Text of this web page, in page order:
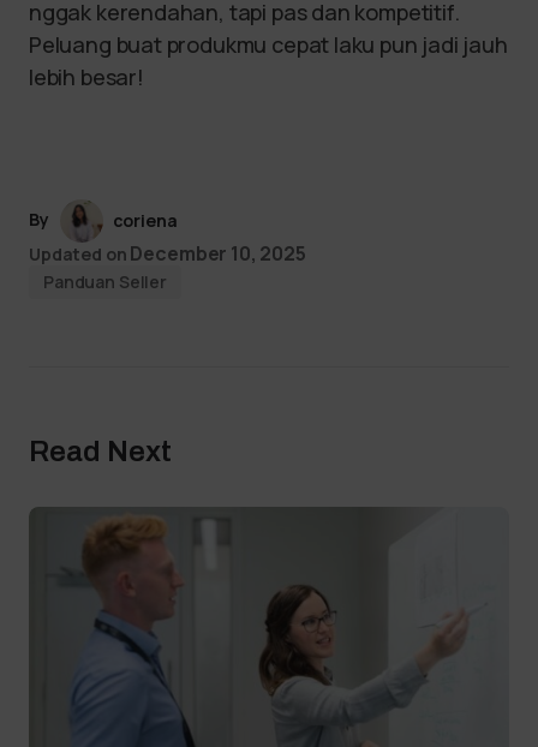
nggak kerendahan, tapi pas dan kompetitif.
Peluang buat produkmu cepat laku pun jadi jauh
lebih besar!
By
coriena
Updated on December 10, 2025
Panduan Seller
Read Next